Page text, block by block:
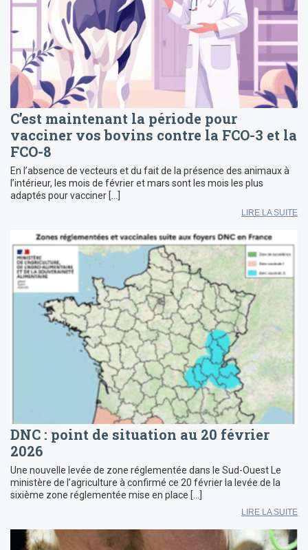
C’est maintenant la période pour
vacciner vos bovins contre la FCO-3 et la
FCO-8
En l’absence de vecteurs et du fait de la présence des animaux à
l’intérieur, les mois de février et mars sont les mois les plus
adaptés pour vacciner […]
LIRE LA SUITE
DNC : point de situation au 20 février
2026
Une nouvelle levée de zone réglementée dans le Sud-Ouest Le
ministère de l’agriculture à confirmé ce 20 février la levée de la
sixième zone réglementée mise en place […]
LIRE LA SUITE